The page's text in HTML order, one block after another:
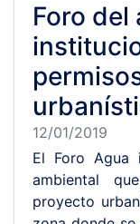
Foro del
12/01/2019
El Foro Agua
ambiental
proyecto